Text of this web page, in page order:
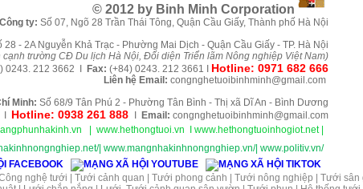
© 2012 by Binh Minh Corporation
ty: Số 07, Ngõ 28 Trần Thái Tông, Quận Cầu Giấy, Thành phố Hà Nội
28 - 2A Nguyễn Khả Trạc - Phường Mai Dịch - Quận Cầu Giấy - TP. Hà Nội
cạnh trường CĐ Du lịch Hà Nội, Đối diện Triển lãm Nông nghiệp Việt Nam)
0243. 212 3662 I Fax: (+84) 0243. 212 3661 Hotline: 0971 682 666
Liên hệ Email: congnghetuoibinhminh@gmail.com
Minh: Số 68/9 Tân Phú 2 - Phường Tân Bình - Thị xã Dĩ An - Bình Dương
I Hotline: 0938 261 888 Email: congnghetuoibinhminh@gmail.com
www.hethongtuoi.vn I www.hethongtuoinhogiot.net|
| www.mangnhakinhnongnghiep.vn/| www.politiv.vn/
nghệ tưới Tưới cảnh quan Tưới phong cảnh Tưới nông nghiệp Tưới sân